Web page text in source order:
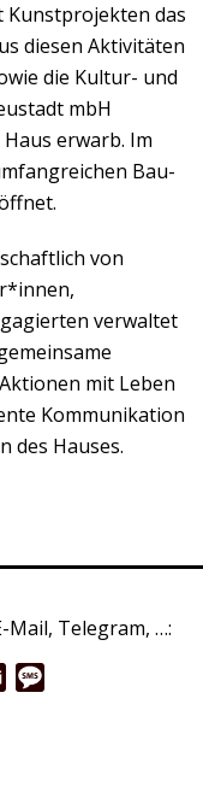
das
diesen Aktivitäten
die Kultur- und
mbH
erwarb. Im
Bau-
von
verwaltet
mit Leben
Kommunikation
des Hauses.
Mail, Telegram, …:
Email